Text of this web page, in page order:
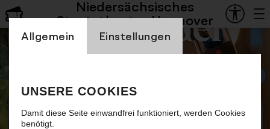
Einstellung Cookienbanner
Allgemein
Einstellungen
UNSERE COOKIES
Damit diese Seite einwandfrei funktioniert, werden Cookies
benötigt.
Niedersächsisches
Staatstheater Hannover
Staatsoper